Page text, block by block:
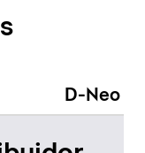
D-Neo